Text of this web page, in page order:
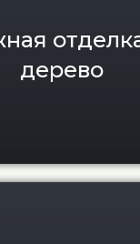
дерево
Укладка и